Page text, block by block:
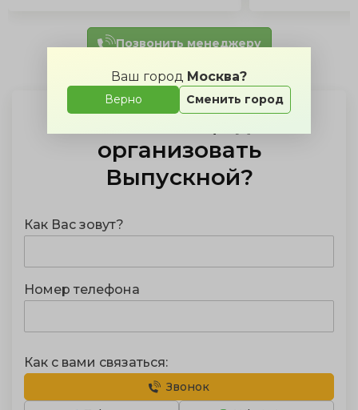
Ваш город Москва?
Верно Сменить город
Позвонить менеджеру
организовать
Выпускной?
Как Вас зовут?
Номер телефона
Как с вами связаться:
Звонок